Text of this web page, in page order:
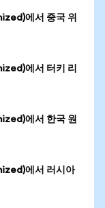
에서 중국 위
에서 터키 리
에서 한국 원
에서 러시아